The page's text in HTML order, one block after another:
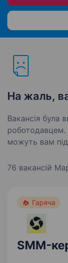
На жаль,
Вакансія була
роботодавцем.
можуть вам
76 вакансій
Гаряча
SMM-